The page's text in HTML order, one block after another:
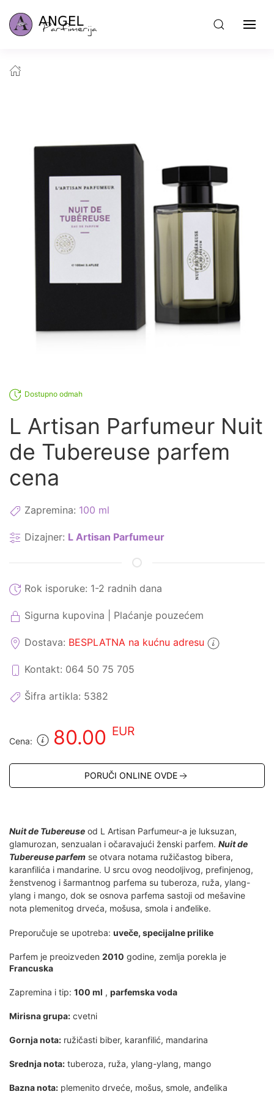
Dostupno odmah
L Artisan Parfumeur Nuit
de Tubereuse parfem
cena
Zapremina: 100 ml
Dizajner: L Artisan Parfumeur
Rok isporuke: 1-2 radnih dana
Sigurna kupovina | Plaćanje pouzećem
Dostava: BESPLATNA na kućnu adresu
Kontakt: 064 50 75 705
Šifra artikla: 5382
Cena: 80.00 EUR
PORUČI ONLINE OVDE
Nuit de Tubereuse od L Artisan Parfumeur-a je luksuzan,
glamurozan, senzualan i očaravajući ženski parfem. Nuit de
Tubereuse parfem se otvara notama ružičastog bibera,
karanfilića i mandarine. U srcu ovog neodoljivog, prefinjenog,
ženstvenog i šarmantnog parfema su tuberoza, ruža, ylang-
ylang i mango, dok se osnova parfema sastoji od mešavine
nota plemenitog drveća, mošusa, smola i anđelike.
Preporučuje se upotreba: uveče, specijalne prilike
Parfem je preoizveden 2010 godine, zemlja porekla je
Francuska
Zapremina i tip: 100 ml , parfemska voda
Mirisna grupa: cvetni
Gornja nota: ružičasti biber, karanfilić, mandarina
Srednja nota: tuberoza, ruža, ylang-ylang, mango
Bazna nota: plemenito drveće, mošus, smole, anđelika